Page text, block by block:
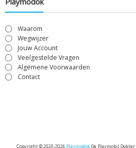
Waarom
Wegwijzer
Jouw Account
Veelgestelde Vragen
Algemene Voorwaarden
Contact
Copyright © 2020-2026 PlaymodokDe Playmobil Dokter